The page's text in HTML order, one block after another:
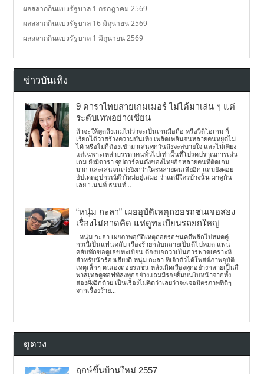
ผลสลากกินแบ่งรัฐบาล 1 กรกฎาคม 2569
ผลสลากกินแบ่งรัฐบาล 16 มิถุนายน 2569
ผลสลากกินแบ่งรัฐบาล 1 มิถุนายน 2569
ข่าวบันเทิง
9 ดาราไทยสายเกมเมอร์ ไม่ได้มาเล่น ๆ แต่
ระดับเทพอย่างเซียน
ถ้าจะให้พูดถึงเกมไม่ว่าจะเป็นเกมมือถือ หรือวิดีโอเกม ก็
เรียกได้ว่าสร้างความบันเทิง เพลิดเพลินจนหลายคนหยุดไม่
ได้ หรือไม่ก็ต้องเข้ามาเล่นทุกวันถึงจะสบายใจ และไม่เพียง
แต่เฉพาะเหล่าบรรดาคนทั่วไปเท่านั้นที่โปรดปราณการเล่น
เกม ยังมีดารา ซุปตาร์คนดังของไทยอีกหลายคนที่ติดเกม
มาก และเล่นจนเก่งยิ่งกว่าใครหลายคนเสียอีก แถมยังคอย
อัปเดตอุปกรณ์ตัวใหม่อยู่เสมอ ว่าแต่มีใครบ้างนั้น มาดูกัน
เลย 1.นนท์ ธนนท์...
“หนุ่ม กะลา” เผยอุบัติเหตุถอยรถชนเจอสอง
เรื่องไม่คาดคิด แห่ดูทะเบียนรถยกใหญ่
หนุ่ม กะลา เผยภาพอุบัติเหตุถอยรถชนคดีพลิกไปหมดคู่
กรณีเป็นแฟนคลับ เรื่องร้ายกลับกลายเป็นดีไปหมด แฟน
คลับทักขอดูเลขทะเบียน ต้องบอกว่าเป็นการฟาดเคราะห์
สำหรับนักร้องเสียงดี หนุ่ม กะลา ที่เจ้าตัวได้โพสต์ภาพอุบัติ
เหตุเล็กๆ ตนเองถอยรถชน หลังเกิดเรื่องทุกอย่างกลายเป็นสี
พาสเทลดูซอฟท์ลงทุกอย่างแถมมีรอยยิ้มบนใบหน้าจากทั้ง
สองฝั่งอีกด้วย เป็นเรื่องไม่คิดว่าเลยว่าจะเจอมิตรภาพที่ดีๆ
จากเรื่องร้าย...
ดูดวง
ฤกษ์ขึ้นบ้านใหม่ 2557